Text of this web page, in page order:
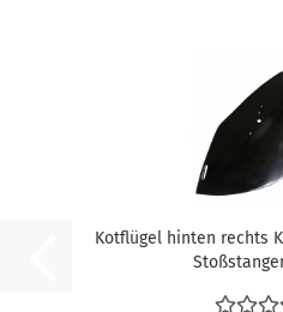
Kotflügel hinten rechts